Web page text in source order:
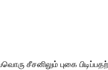
சீசனிலும் புகை